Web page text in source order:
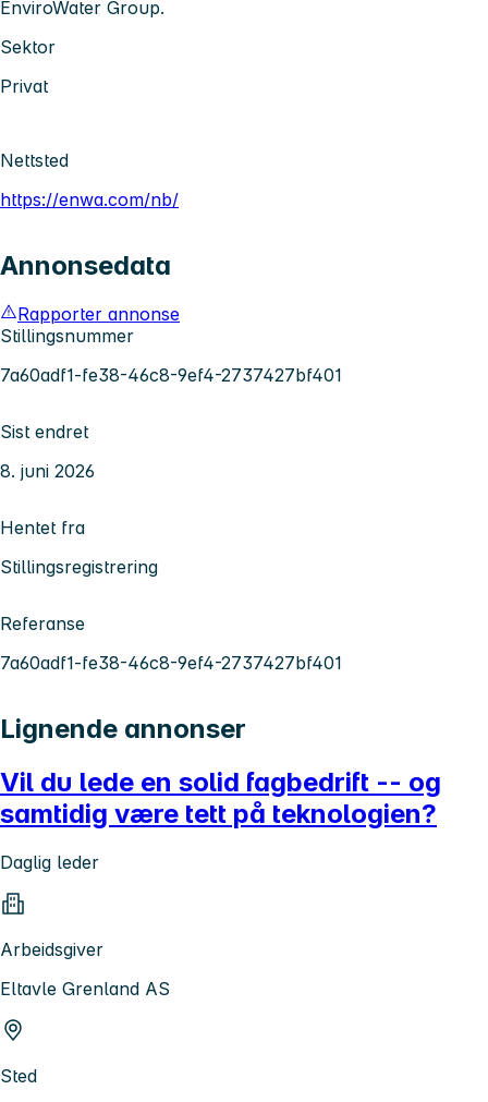
EnviroWater Group.
Sektor
Privat
Nettsted
https://enwa.com/nb/
Annonsedata
Rapporter annonse
Stillingsnummer
7a60adf1-fe38-46c8-9ef4-2737427bf401
Sist endret
8. juni 2026
Hentet fra
Stillingsregistrering
Referanse
7a60adf1-fe38-46c8-9ef4-2737427bf401
Lignende annonser
Vil du lede en solid fagbedrift -- og
samtidig være tett på teknologien?
Daglig leder
Arbeidsgiver
Eltavle Grenland AS
Sted